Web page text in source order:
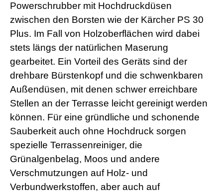
Powerschrubber mit Hochdruckdüsen
zwischen den Borsten wie der Kärcher PS 30
Plus. Im Fall von Holzoberflächen wird dabei
stets längs der natürlichen Maserung
gearbeitet. Ein Vorteil des Geräts sind der
drehbare Bürstenkopf und die schwenkbaren
Außendüsen, mit denen schwer erreichbare
Stellen an der Terrasse leicht gereinigt werden
können. Für eine gründliche und schonende
Sauberkeit auch ohne Hochdruck sorgen
spezielle Terrassenreiniger, die
Grünalgenbelag, Moos und andere
Verschmutzungen auf Holz- und
Verbundwerkstoffen, aber auch auf